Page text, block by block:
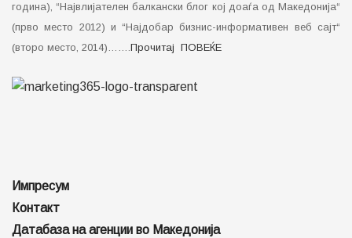
година), “Највлијателен балкански блог кој доаѓа од Македонија“
(прво место 2012) и “Најдобар бизнис-информативен веб сајт“
(второ место, 2014)…….Прочитај ПОВЕЌЕ
Импресум
Контакт
Датабаза на агенции во Македонија